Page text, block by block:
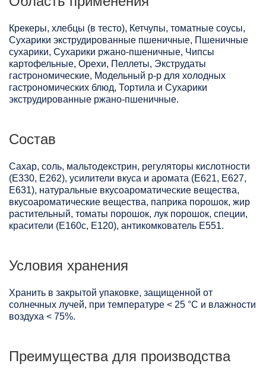
Крекеры, хлебцы (в тесто), Кетчупы, томатные соусы,
Сухарики экструдированные пшеничные, Пшеничные
сухарики, Сухарики ржано-пшеничные, Чипсы
картофельные, Орехи, Пеллеты, Экструдаты
гастрономические, Модельный р-р для холодных
гастрономических блюд, Тортила и Сухарики
экструдированные ржано-пшеничные.
Состав
Сахар, соль, мальтодекстрин, регуляторы кислотности
(Е330, Е262), усилители вкуса и аромата (Е621, Е627,
Е631), натуральные вкусоароматические вещества,
вкусоароматические вещества, паприка порошок, жир
растительный, томаты порошок, лук порошок, специи,
красители (Е160с, Е120), антикомкователь Е551.
Условия хранения
Хранить в закрытой упаковке, защищенной от
солнечных лучей, при температуре < 25 °C и влажности
воздуха < 75%.
Преимущества для производства